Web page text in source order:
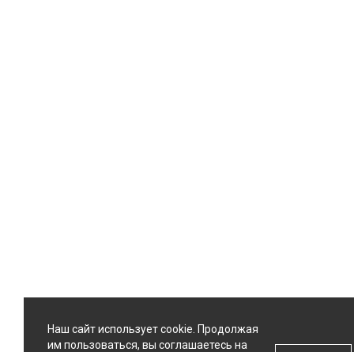
Наш сайт использует cookie. Продолжая
им пользоваться, вы соглашаетесь на